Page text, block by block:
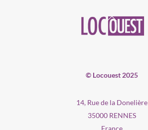
Back
To
© Locouest 2025
14, Rue de la Donelière
35000 RENNES